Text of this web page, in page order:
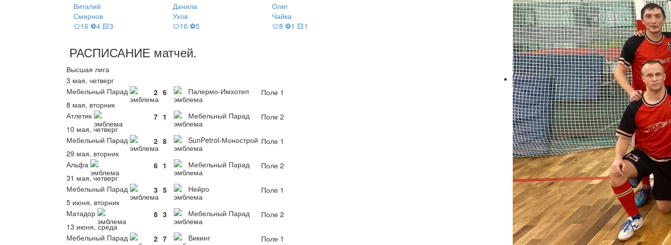
Виталий
Смирнов
👕16 ⚽4 🟨3
Данила
Ухов
👕16 ⚽5
Олег
Чайка
👕8 ⚽1 🟨1
РАСПИСАНИЕ матчей.
Высшая лига
3 мая, четверг
Мебельный Парад
2 6 Палермо-Имхотеп
Поле 1
8 мая, вторник
Атлетик
7 1 Мебельный Парад
Поле 2
10 мая, четверг
Мебельный Парад
2 8 SunPetrol-Монострой Поле 1
29 мая, вторник
Альфа
6 1 Мебельный Парад
Поле 2
31 мая, четверг
Мебельный Парад
3 5 Нейро
Поле 1
5 июня, вторник
Матадор
8 3 Мебельный Парад
Поле 2
13 июня, среда
Мебельный Парад
2 7 Викинг
Поле 1